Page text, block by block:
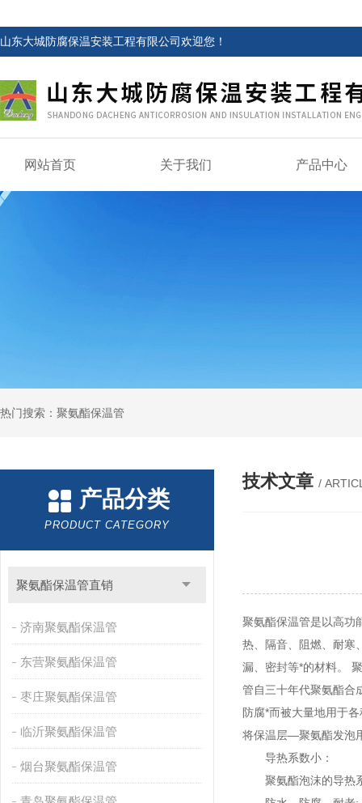
山东大城防腐保温安装工程有限公司欢迎您！
网站首页 关于我们 产品中心
热门搜索：聚氨酯保温管
产品分类
PRODUCT CATEGORY
聚氨酯保温管直销
济南聚氨酯保温管
东营聚氨酯保温管
枣庄聚氨酯保温管
临沂聚氨酯保温管
烟台聚氨酯保温管
技术文章 /
聚氨酯保温管是以高功
热、隔音、阻燃、耐寒
漏、密封等*的材料。
管自三十年代聚氨酯合
防腐*而被大量地用于
将保温层—聚氨酯发泡
导热系数小：
聚氨酯泡沫的导热系